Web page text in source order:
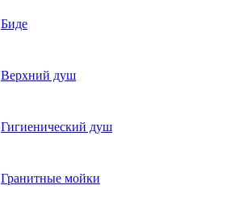
Биде
Верхний душ
Гигиенический душ
Гранитные мойки